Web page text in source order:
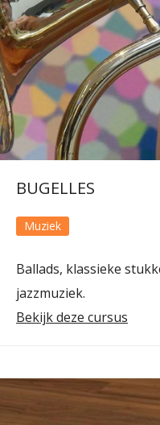
BUGELLES
Muziek
Ballads, klassieke
jazzmuziek.
Bekijk deze cursus